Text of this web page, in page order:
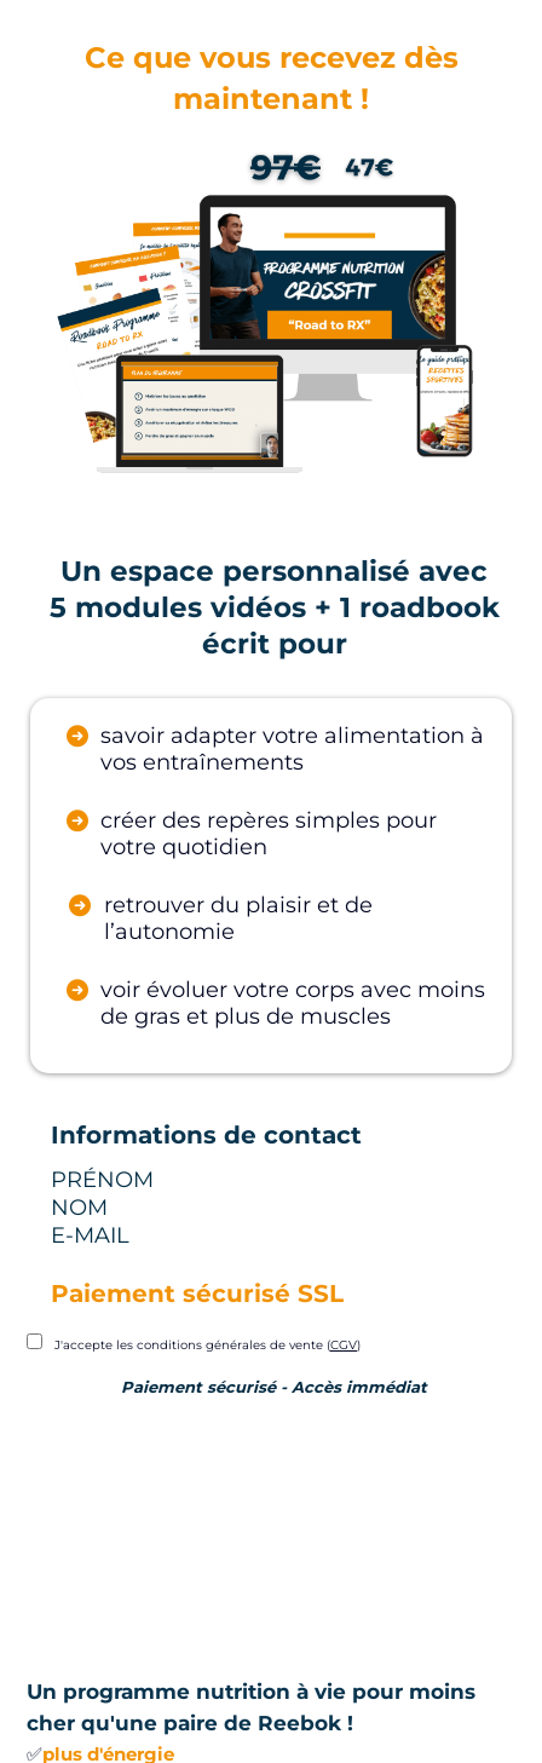
Ce que vous recevez dès
maintenant !
Un espace personnalisé avec
5 modules vidéos + 1 roadbook
écrit pour
savoir adapter votre alimentation à
vos entraînements
créer des repères simples pour
votre quotidien
retrouver du plaisir et de
l’autonomie
voir évoluer votre corps avec moins
de gras et plus de muscles
Informations de contact
PRÉNOM
NOM
E-MAIL
Paiement sécurisé SSL
J'accepte les conditions générales de vente (CGV)
Paiement sécurisé - Accès immédiat
Un programme nutrition à vie pour moins
cher qu'une paire de Reebok !
✅plus d'énergie